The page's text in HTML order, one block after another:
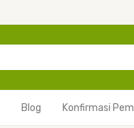
Blog Konfirmasi